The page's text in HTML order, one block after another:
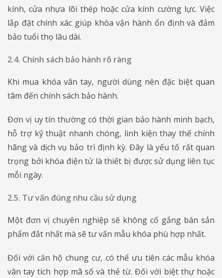
kính, cửa nhựa lõi thép hoặc cửa kính cường lực. Việc
lắp đặt chính xác giúp khóa vận hành ổn định và đảm
bảo tuổi thọ lâu dài.
2.4. Chính sách bảo hành rõ ràng
Khi mua khóa vân tay, người dùng nên đặc biệt quan
tâm đến chính sách bảo hành.
Đơn vị uy tín thường có thời gian bảo hành minh bạch,
hỗ trợ kỹ thuật nhanh chóng, linh kiện thay thế chính
hãng và dịch vụ bảo trì định kỳ. Đây là yếu tố rất quan
trọng bởi khóa điện tử là thiết bị được sử dụng liên tục
mỗi ngày.
2.5. Tư vấn đúng nhu cầu sử dụng
Một đơn vị chuyên nghiệp sẽ không cố gắng bán sản
phẩm đắt nhất mà sẽ tư vấn mẫu khóa phù hợp nhất.
Đối với căn hộ chung cư, có thể ưu tiên các mẫu khóa
vân tay tích hợp mã số và thẻ từ. Đối với biệt thự hoặc